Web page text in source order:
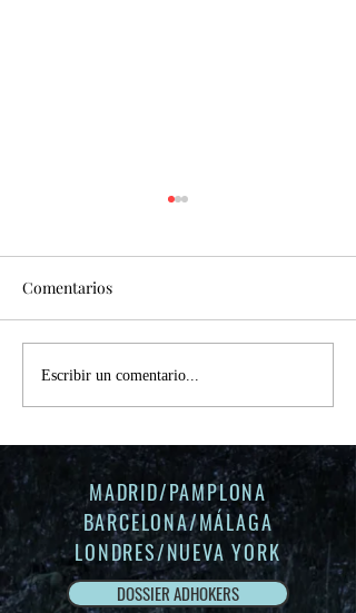
"Explorando la Innovación: El
Nuevo KONA con Llave Digital
nos sumergimos en el
emocionante universo...
Comentarios
Escribir un comentario...
MADRID/PAMPLONA
BARCELONA/MÁLAGA
LONDRES/NUEVA YORK
DOSSIER ADHOKERS